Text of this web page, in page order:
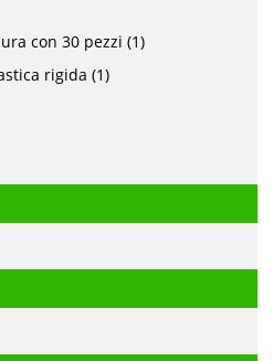
con 30 pezzi (1)
rigida (1)